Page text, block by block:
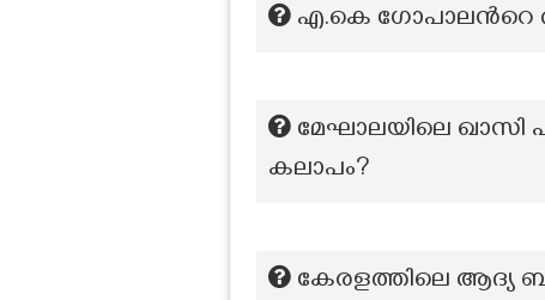
എ.കെ
മേഘാലയിലെ ഖാസി
കലാപം?
കേരളത്തിലെ ആദ്യ